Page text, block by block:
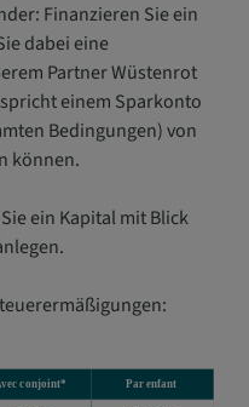
Finanzieren Sie ein
dabei eine
Partner Wüstenrot
einem Sparkonto
Bedingungen) von
können.
ein Kapital mit Blick